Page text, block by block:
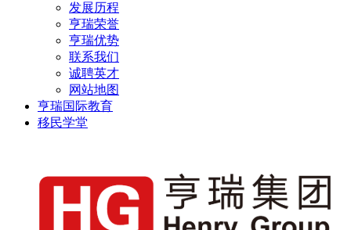
发展历程
亨瑞荣誉
亨瑞优势
联系我们
诚聘英才
网站地图
亨瑞国际教育
移民学堂